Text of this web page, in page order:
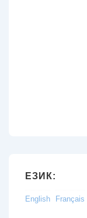
ЕЗИК:
English Français